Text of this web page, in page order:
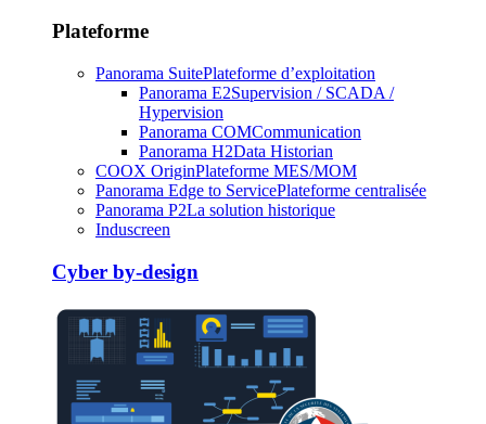
Plateforme
Panorama SuitePlateforme d’exploitation
Panorama E2Supervision / SCADA /
Hypervision
Panorama COMCommunication
Panorama H2Data Historian
COOX OriginPlateforme MES/MOM
Panorama Edge to ServicePlateforme centralisée
Panorama P2La solution historique
Induscreen
Cyber by-design